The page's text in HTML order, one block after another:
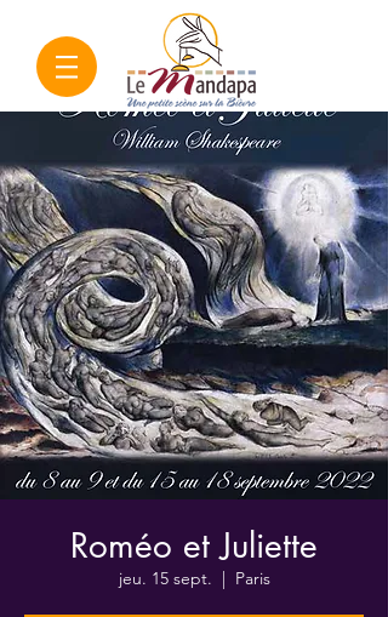
Roméo et Juliette
jeu. 15 sept.
  |
Paris